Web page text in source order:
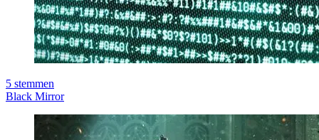
5 stemmen
Black Mirror